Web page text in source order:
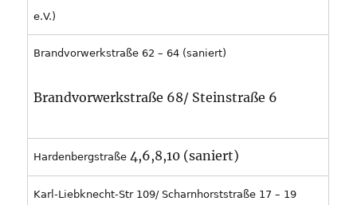
e.V.)
Brandvorwerkstraße 62 – 64 (saniert)
Brandvorwerkstraße 68/ Steinstraße 6
Hardenbergstraße 4,6,8,10 (saniert)
Karl-Liebknecht-Str 109/ Scharnhorststraße 17 – 19